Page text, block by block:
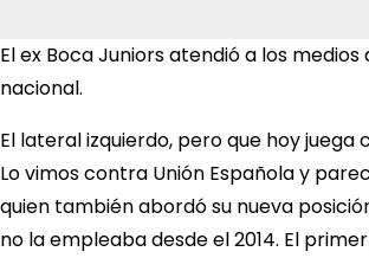
El ex Boca Juniors atendió a los
nacional.
El lateral izquierdo, pero que hoy
Lo vimos contra Unión Española y
quien también abordó su nueva
no la empleaba desde el 2014. El